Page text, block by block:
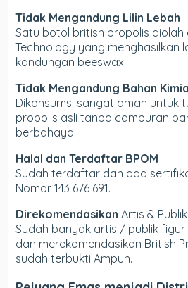
Tidak Mengandung Lilin Lebah
Satu botol british propolis diolah
Technology yang menghasilkan
kandungan beeswax.
Tidak Mengandung Bahan Kimia
Dikonsumsi sangat aman untuk
propolis asli tanpa campuran
berbahaya.
Halal dan Terdaftar BPOM
Sudah terdaftar dan ada
Nomor 143 676 691.
Direkomendasikan Artis &
Sudah banyak artis / publik
dan merekomendasikan British
sudah terbukti Ampuh.